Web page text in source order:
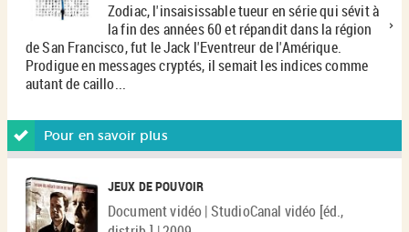
Zodiac, l'insaisissable tueur en série qui sévit à
la fin des années 60 et répandit dans la région
de San Francisco, fut le Jack l'Eventreur de l'Amérique.
Prodigue en messages cryptés, il semait les indices comme
autant de caillo...
Pour en savoir plus
JEUX DE POUVOIR
Document vidéo | StudioCanal vidéo [éd.,